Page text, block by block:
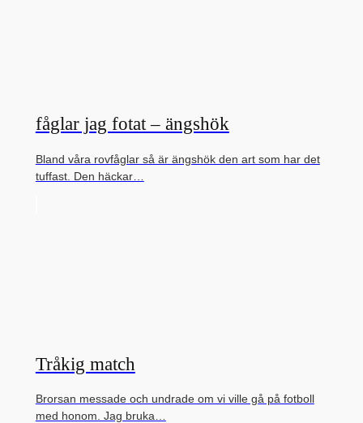
fåglar jag fotat – ängshök
Bland våra rovfåglar så är ängshök den art som har det
tuffast. Den häckar…
Tråkig match
Brorsan messade och undrade om vi ville gå på fotboll
med honom. Jag bruka…